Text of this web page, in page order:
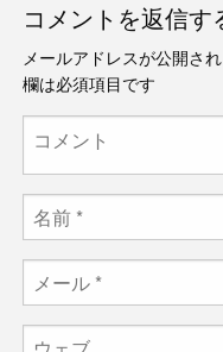
コメントを返信す
メールアドレスが公開さ
欄は必須項目です